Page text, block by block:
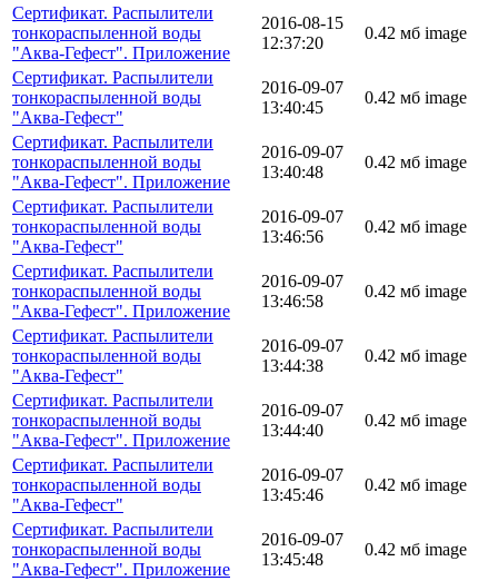
Сертификат. Распылители
тонкораспыленной воды
"Аква-Гефест". Приложение
2016-08-15
12:37:20
0.42 мб image
Сертификат. Распылители
тонкораспыленной воды
"Аква-Гефест"
2016-09-07
13:40:45
0.42 мб image
Сертификат. Распылители
тонкораспыленной воды
"Аква-Гефест". Приложение
2016-09-07
13:40:48
0.42 мб image
Сертификат. Распылители
тонкораспыленной воды
"Аква-Гефест"
2016-09-07
13:46:56
0.42 мб image
Сертификат. Распылители
тонкораспыленной воды
"Аква-Гефест". Приложение
2016-09-07
13:46:58
0.42 мб image
Сертификат. Распылители
тонкораспыленной воды
"Аква-Гефест"
2016-09-07
13:44:38
0.42 мб image
Сертификат. Распылители
тонкораспыленной воды
"Аква-Гефест". Приложение
2016-09-07
13:44:40
0.42 мб image
Сертификат. Распылители
тонкораспыленной воды
"Аква-Гефест"
2016-09-07
13:45:46
0.42 мб image
Сертификат. Распылители
тонкораспыленной воды
"Аква-Гефест". Приложение
2016-09-07
13:45:48
0.42 мб image